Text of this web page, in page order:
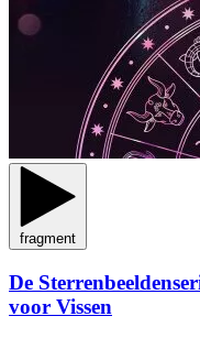
fragment
De
voor Vissen